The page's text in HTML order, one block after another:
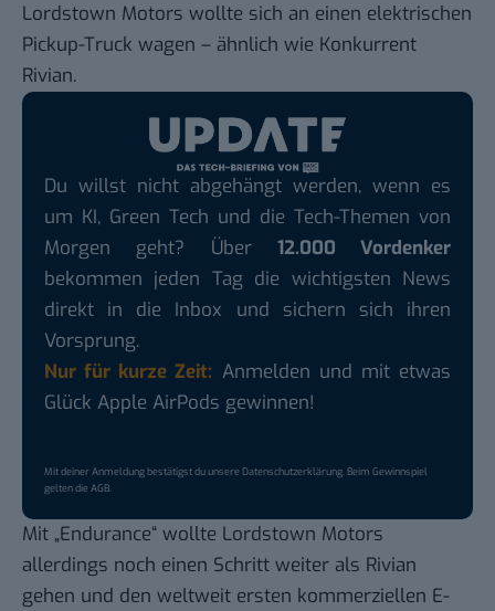
Lordstown Motors wollte sich an einen elektrischen
Pickup-Truck wagen – ähnlich wie Konkurrent
Rivian.
Du willst nicht abgehängt werden, wenn es
um KI, Green Tech und die Tech-Themen von
Morgen geht? Über 12.000 Vordenker
bekommen jeden Tag die wichtigsten News
direkt in die Inbox und sichern sich ihren
Vorsprung.
Nur für kurze Zeit: Anmelden und mit etwas
Glück Apple AirPods gewinnen!
Mit deiner Anmeldung bestätigst du unsereDatenschutzerklärung. Beim Gewinnspiel
gelten dieAGB.
Mit „Endurance“ wollte Lordstown Motors
allerdings noch einen Schritt weiter als Rivian
gehen und den weltweit ersten kommerziellen E-